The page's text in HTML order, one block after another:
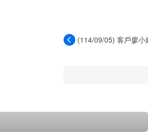
(114/09/05) 客戶廖